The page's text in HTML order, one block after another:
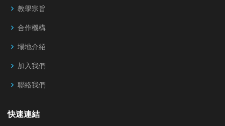
教學宗旨
合作機構
場地介紹
加入我們
聯絡我們
快速連結